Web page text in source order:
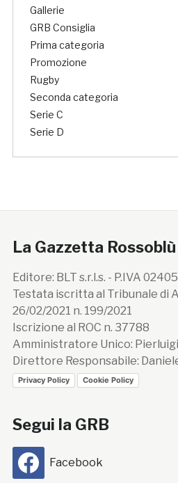
Gallerie
GRB Consiglia
Prima categoria
Promozione
Rugby
Seconda categoria
Serie C
Serie D
La Gazzetta Rossoblù
Editore: BLT s.r.l.s. - P.IVA
Testata iscritta al Tribunale di
26/02/2021 n. 199/2021
Iscrizione al ROC n. 37788
Amministratore Unico:
Direttore Responsabile:
Privacy Policy Cookie Policy
Segui la GRB
Facebook